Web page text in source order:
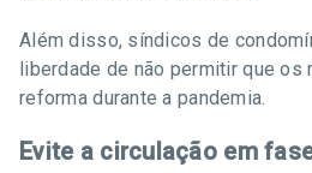
Além disso, síndicos de
liberdade de não permitir que os
reforma durante a pandemia.
Evite a circulação em